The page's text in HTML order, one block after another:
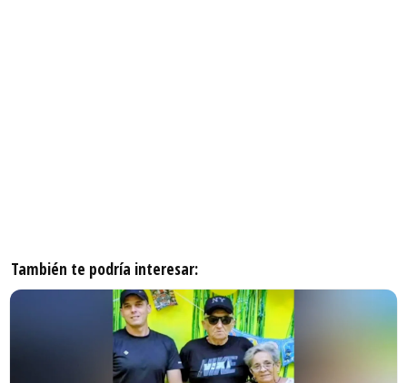
También te podría interesar: